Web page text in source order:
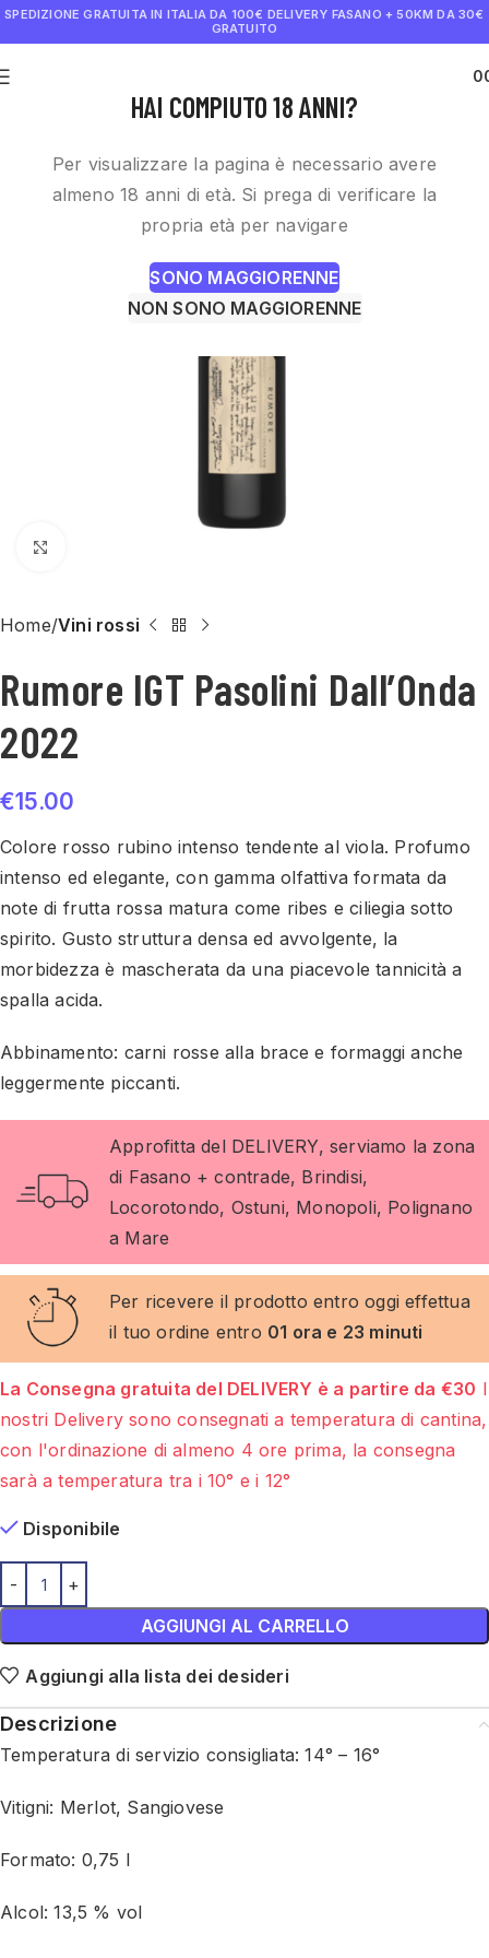
HAI COMPIUTO 18 ANNI?
Per visualizzare la pagina è necessario avere
almeno 18 anni di età. Si prega di verificare la
propria età per navigare
SONO MAGGIORENNE
NON SONO MAGGIORENNE
SPEDIZIONE GRATUITA IN ITALIA DA 100€ DELIVERY FASANO + 50KM DA 30€
GRATUITO
Home Vini rossi
Rumore IGT Pasolini Dall’Onda
2022
€15.00
Colore rosso rubino intenso tendente al viola. Profumo
intenso ed elegante, con gamma olfattiva formata da
note di frutta rossa matura come ribes e ciliegia sotto
spirito. Gusto struttura densa ed avvolgente, la
morbidezza è mascherata da una piacevole tannicità a
spalla acida.
Abbinamento: carni rosse alla brace e formaggi anche
leggermente piccanti.
Approfitta del DELIVERY, serviamo la zona
di Fasano + contrade, Brindisi,
Locorotondo, Ostuni, Monopoli, Polignano
a Mare
Per ricevere il prodotto entro oggi effettua
il tuo ordine entro 01 ora e 23 minuti
La Consegna gratuita del DELIVERY è a partire da €30 I
nostri Delivery sono consegnati a temperatura di cantina,
con l'ordinazione di almeno 4 ore prima, la consegna
sarà a temperatura tra i 10° e i 12°
Disponibile
AGGIUNGI AL CARRELLO
Aggiungi alla lista dei desideri
Descrizione
Temperatura di servizio consigliata: 14° – 16°
Vitigni: Merlot, Sangiovese
Formato: 0,75 l
Alcol: 13,5 % vol